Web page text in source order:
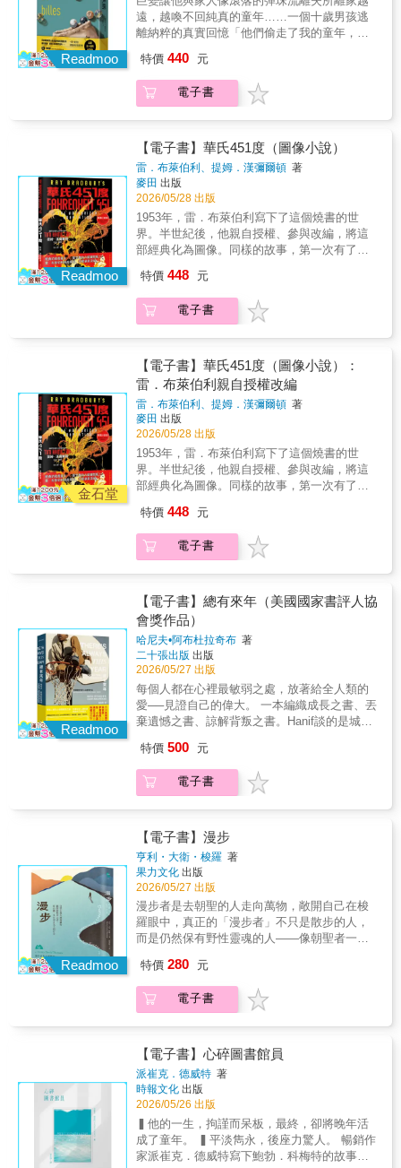
Richardson，《紐約時報》暢銷書《The Book
Woman of Troublesome Creek》作者「我瘋狂
地愛上了這本書。艾瑞卡創作了一部對虛構小
說引人入勝且極具創意的讚歌，展現了閱讀如
一篇皆可獨立成章，同時又共同推動著故事弧
線——不僅僅是透過那部作為核心主角的小
說，更透過一群以最意想不到、最令人滿足的
方式產生交集、不斷重現的角色。這部作品由
無數個美麗的篇章交織成一個精彩絕倫的整
體，《無二之書》讓身為讀者的我心潮澎湃，
由衷讚嘆。」—— Nina de Gramont，《紐約
時報》暢銷書《The Christie Affair》作者「身
為作家，能給予同行至高無上的讚美就是說：
『真希望這本書是我寫的。』沒錯，我多希望
《無二之書》是出自我的手筆。一打開就讓我
欲罷不能。扣人心弦、精彩絕倫、細膩複雜，
且帶來極大的滿足感。這就是說故事的最高境
界。這是一部我會在很長一段時間內，向所有
人大力推薦的傑作。」—— Alka Joshi，暢銷
心扉的作家、讀者與人類的情書。」——
JoAnne Tompkins，暢銷書《What Comes
After》作者「這是一部帶有幾乎令人難以承受
的真理、美麗與深度的小說。無論情節、角色
還是文筆，都是一本完美之書。」—— Louisa
Morgan，《A Secret History of Witches》作者
「這是對故事力量最完美的描繪，完美得無以
復加，甚至就是我們生命所需的全部。」——
Natalie Jenner，國際暢銷書《The Jane
Austen Society》作者「華美、細膩且私密，
你的心中久久縈繞。」—— Anna Quinn，
《The Night Child》作者「一本非常溫柔、非
常真實地探討故事力量的書。關於我們為什麼
曼斯特創造了一個萬花筒，折射出看待世界最
美麗且意想不到的各種視角。」—— Yara
Zgheib，《No Land to Light On》作者「在這
部文筆優美且充滿巧思的小說中，艾瑞卡在故
事之中創造了故事，並用蛛絲般輕柔細緻的線
將它們緊緊相繫。當我讀到這部令人沉醉且著
迷的小說終章時，心中甚至升起了一絲惆悵與
不捨。」—— Diane Chamberlain，《紐約時
作者
荒草與廢棄村落中的土地上，開啟了他與「B」
的對話——他已故的好友，一個與他一起在混
亂、暴力的環境中長大、卻沒能像他一樣「走
出來」的人。「B.—— 允許我從頭說起，專門
為了你。」「Things become other things」
（萬物終究會換個模樣）是貫穿全書的靈魂。
變成了被遺忘的林間小徑，破落的村莊變成了
大自然重新接管的領地。然而，最令人動容的
轉化卻在作者內心深處——那種原本沉重、難
以言說的喪友之慟，在一次又一次踩踏泥濘、
攀爬險峻山崖的過程中，逐漸轉化成了文字、
攝影，以及對生命的重新理解。克雷格帶著B的
記憶行走。他走過那些「石頭容不下蠢蛋」的
陡坡，穿過僅存幾個老人的孤寂村莊，遇見了
眼神清澈的孩子。他不斷將眼前的日本鄉間與
於邊緣，但日本這片土地展現出的那種安靜、
豐饒的精神力量，讓他反思當年他與 B 之間是
否曾有「其他的可能」。他在行走中發現，距
離已變得毫無意義。這場行走讓他感到自己
「充滿力量、生氣蓬勃」，因為他深知，每一
次邁步都是以 B 的名義而行。這是一場為了把
兩個人帶向「豐饒之地」的漫漫長征。本書藉
由細膩溫柔的文字與敏銳的觀察，記錄了日本
偏遠地區的衰頹美感，更書寫一個倖存者如何
透過「行走」這件最原始的體力活動，將心碎
轉化為平靜，將過往的暴力記憶轉化為對萬物
流轉的溫柔接納。
法。——有些旅行，不是為了抵達，而是為了
在漫漫路途上，慢慢學會與不在身邊的人同
行。作者以步行穿越日本的街道與山徑，記錄
時間如何在身體裡沉澱，也記錄失去如何悄悄
——因為那個曾經並肩偕行的人，如今僅能靜
靜留在記憶之中。這是一本非典型的旅遊書，
儘管它記錄了作者橫跨日本紀伊半島、長達數
百公里熊野古道的徒步旅程。這也是一封寫給B
的長信，一場關於記憶、哀悼與轉化的深刻儀
式。故事從 1889 年紀伊半島的一場毀滅性大颱
風說起。那場洪水沖毀了熊野本宮大社的鳥
居，聖土化為泥濘，彷彿世界末日。作者克雷
格站在這片曾被災難洗刷、如今正緩慢消逝在
荒草與廢棄村落中的土地上，開啟了他與「B」
的對話——他已故的好友，一個與他一起在混
亂、暴力的環境中長大、卻沒能像他一樣「走
出來」的人。「B.—— 允許我從頭說起，專門
為了你。」「Things become other things」
（萬物終究會換個模樣）是貫穿全書的靈魂。
變成了被遺忘的林間小徑，破落的村莊變成了
大自然重新接管的領地。然而，最令人動容的
轉化卻在作者內心深處——那種原本沉重、難
以言說的喪友之慟，在一次又一次踩踏泥濘、
攀爬險峻山崖的過程中，逐漸轉化成了文字、
攝影，以及對生命的重新理解。克雷格帶著B的
記憶行走。他走過那些「石頭容不下蠢蛋」的
陡坡，穿過僅存幾個老人的孤寂村莊，遇見了
眼神清澈的孩子。他不斷將眼前的日本鄉間與
他和B 的家鄉做對比：兩地同樣貧窮、同樣位
豐饒的精神力量，讓他反思當年他與 B 之間是
否曾有「其他的可能」。他在行走中發現，距
離已變得毫無意義。這場行走讓他感到自己
次邁步都是以 B 的名義而行。這是一場為了把
兩個人帶向「豐饒之地」的漫漫長征。本書藉
由細膩溫柔的文字與敏銳的觀察，記錄了日本
偏遠地區的衰頹美感，更書寫一個倖存者如何
透過「行走」這件最原始的體力活動，將心碎
轉化為平靜，將過往的暴力記憶轉化為對萬物
流轉的溫柔接納。
Readmoo
遠，越喚不回純真的童年……一個十歲男孩逃
離納粹的真實回憶「他們偷走了我的童年，扼
粹占領法國後，定居巴黎的喬佛一家以為還能
過上正常生活，境遇卻每況愈下。不止父親經
營的理髮廳被貼上「猶太商家」的標示，全家
瑟夫，毫不猶豫地用身上的黃星星和朋友交換
了一袋彈珠，也是在那個夜裡，他和長他二歲
的哥哥莫里斯踏上逃亡的旅程；此時的喬瑟夫
年僅十歲。法國作家喬瑟夫．喬佛將自身的逃
難經驗寫成《一袋彈珠》，描述兩個無依的孩
童在巨變之下如何得在一夕之間長大，憑靠勇
氣和智慧橫跨大半個法國逃出生天，與家人經
過無數次相聚及流離，期間有過貴人相助，卻
也一度落入蓋世太保手中，險象環生。即使最
的自己……本書出版五十年間在全球創下銷售
兩千多萬冊的銷售佳績，並改編為圖像小說與
電影，以一個男孩在絕境中展現的勇敢與毅力
只有一個希望：但願他永遠都不必經歷我當年
體驗過的痛苦與恐懼時光。」——喬瑟夫．喬
佛專文推薦郭重興 讀書共和國出版集團社長真
情推薦宋怡慧 作家，新北市立丹鳳高中圖書館
主任李偉文 作家李崇建 作家凌性傑 作家高翊
峰 小說家陳品皓 米露谷心理治療體系 臨床心
理師彭菊仙 作家游乾桂 親職教養作家鄭俊德
閱讀人社群主編「關於那個受詛咒的年代，現
感、喜悅與痛苦的本質，造就獨一無二的敘事
方式，擄獲、牽引、帶領著讀者一頁接著一
頁，直到最後。」——法國小說家／（凱瑟爾
Joseph Kessel）「本書描繪恐懼、不安、痛
成就了一聲希望與愛的吶喊。」——法國作家
／貝納‧克拉維爾（Bernard Clavel）「卓別林式
的幽默，令人心碎又有趣的回憶，《一袋彈
珠》是一本必讀的作品，特別是在此時此
刻。」——法國作家／弗朗索瓦‧努里西耶
（François Nourissier）「一本好書，動人、深
刻……」——法國小說家／阿爾馮斯‧布達爾
（Alphose Boudard）「很少有作品能像《一袋
彈珠》一樣經歷數十年，感動世代的讀者。因
為，它是一本用生命與熱血寫下的作品。」
——法國《世界報》「那是一段誰都不想經歷
的苦難年代，然而在喬佛的經歷中，我們卻不
止看到悲傷，還有人性的崇高。」——美國
《出版家週刊》「喬佛的真實經歷令人落淚，
感到失望的人……一本值得推薦給各個年齡層
讀者的動人作品！」——美國《好書情報》
「10歲男孩面對惡勢力的真實冒險故事……或
許我們都熟知那段歷史，但喬佛的故事為我們
開啟另一道窗，寫出了我們所未知的那個世
界。」——美國《學校圖書館月刊》
特價 440 元
電子書
Readmoo
【電子書】華氏451度（圖像小說）
雷．布萊伯利、提姆．漢彌爾頓 著
麥田 出版
2026/05/28 出版
1953年，雷．布萊伯利寫下了這個燒書的世
界。半世紀後，他親自授權、參與改編，將這
部經典化為圖像。同樣的故事，第一次有了顏
灼人。◤經典的視覺重生——當焚書的火焰躍
然紙上◢美國國會圖書館評選為「20世紀最有
影響力的百大小說」雷．布萊伯利親自授權，
百大暢銷排行榜，歷久不衰★本書獲「美國漫
畫界奧斯卡」艾斯納獎（Eisner Award）最佳
改編作品提名：以柔和的藍、綠、灰色調營造
壓抑氛圍，唯獨焚書的火焰以鮮明的橙、黃、
紅色躍然紙上，形成強烈視覺對比，讓《華氏
451度》的核心意象更具衝擊力。★特別收錄
雷．布萊伯利親撰序言，完整呈現《華氏451
度》這部經典名著的光輝與力量。「週一燒米
萊，週三燒惠特曼，週五燒福克納，把書燒成
灰燼，再把灰燼燒盡。」對職業打火員蓋伊．
是官方口號，更是信條、職責，以及一種生活
方式——在這個監控嚴密的世界，思考是危險
的，書籍是被禁止的。如同預言，二十一世紀
活最高指標。「一開始燒書的只是少數人，自
書中撕掉一頁或刪除一段，直到書本空無一
物，人類心智停止運轉，圖書館永遠關門的那
一天。」但丁、馬可．奧里略、莎士比亞……
再也無人想念書本，那一天，將會提早到來。
在打火員蒙塔格的世界裡，電視主宰著一切，
文學則瀕臨滅絕，打火員的工作成了放火而不
是滅火，專門摧毀「非法的產品」，以及藏匿
造成了什麼樣的破壞和損失，每天只是回到他
陪著她的電視「家人」。這時，他遇見了古怪
的年輕鄰居克萊莉絲，她讓蒙塔格知道原來過
去的世界裡，人們不必生活在恐懼中；在現今
的世界裡，還是有人可以透過書本裡的思想來
看待一切，不必仰賴電視中無腦的談話。但在
克萊莉絲突然消失之際，目睹一個女人寧可與
書盡皆毀滅的衝擊，蒙塔格的信念出現了裂縫
──他開始悄悄在家中藏書。而當藏書行為遭人
告發，這名打火員只得亡命天涯……◎雷．布
萊伯利全程參與改編在布萊伯利全程參與之
下，藝術家提姆．漢彌爾頓創作出這部引人入
勝的藝術作品，獨特地捕捉蒙塔格覺醒的過程
學、神學與文學的無價價值。【各界讚譽】◆
漢彌爾頓憂鬱的色調與1950年代的復古未來風
格，與原著文本完美契合。最值得一提的是，
那些翻舊了的書頁上，印著達爾文、莎士比亞
等青少年耳熟能詳的經典作者之名。這是一部
適合課堂使用的優秀跨界圖像小說，更是科幻
讀者在書架上的絕佳發現。──《學校圖書館期
刊》（School Library Journal）◆像《華氏451
度》這樣的小說，其圖像改編絕不僅僅是原著
的插圖版本……這本書有著經典漫畫的外觀。
特價 448 元
電子書
金石堂
【電子書】華氏451度（圖像小說）：
雷．布萊伯利親自授權改編
雷．布萊伯利、提姆．漢彌爾頓 著
麥田 出版
2026/05/28 出版
1953年，雷．布萊伯利寫下了這個燒書的世
界。半世紀後，他親自授權、參與改編，將這
部經典化為圖像。同樣的故事，第一次有了顏
灼人。◤經典的視覺重生——當焚書的火焰躍
然紙上◢美國國會圖書館評選為「20世紀最有
影響力的百大小說」雷．布萊伯利親自授權，
百大暢銷排行榜，歷久不衰★本書獲「美國漫
畫界奧斯卡」艾斯納獎（Eisner Award）最佳
改編作品提名：以柔和的藍、綠、灰色調營造
壓抑氛圍，唯獨焚書的火焰以鮮明的橙、黃、
紅色躍然紙上，形成強烈視覺對比，讓《華氏
451度》的核心意象更具衝擊力。★特別收錄
雷．布萊伯利親撰序言，完整呈現《華氏451
度》這部經典名著的光輝與力量。「週一燒米
萊，週三燒惠特曼，週五燒福克納，把書燒成
灰燼，再把灰燼燒盡。」對職業打火員蓋伊．
是官方口號，更是信條、職責，以及一種生活
方式——在這個監控嚴密的世界，思考是危險
的，書籍是被禁止的。如同預言，二十一世紀
活最高指標。「一開始燒書的只是少數人，自
書中撕掉一頁或刪除一段，直到書本空無一
物，人類心智停止運轉，圖書館永遠關門的那
一天。」但丁、馬可．奧里略、莎士比亞……
再也無人想念書本，那一天，將會提早到來。
在打火員蒙塔格的世界裡，電視主宰著一切，
文學則瀕臨滅絕，打火員的工作成了放火而不
這些書籍的房子。蒙塔格從不質疑自己的行為
造成了什麼樣的破壞和損失，每天只是回到他
無趣的生活和妻子蜜卓身邊，而妻子整天只會
去的世界裡，人們不必生活在恐懼中；在現今
的世界裡，還是有人可以透過書本裡的思想來
看待一切，不必仰賴電視中無腦的談話。但在
克萊莉絲突然消失之際，目睹一個女人寧可與
書盡皆毀滅的衝擊，蒙塔格的信念出現了裂縫
──他開始悄悄在家中藏書。而當藏書行為遭人
告發，這名打火員只得亡命天涯……◎雷．布
萊伯利全程參與改編在布萊伯利全程參與之
特價 448 元
電子書
Readmoo
【電子書】總有來年（美國國家書評人協
會獎作品）
哈尼夫•阿布杜拉奇布 著
二十張出版 出版
2026/05/27 出版
每個人都在心裡最敏弱之處，放著給全人類的
愛──見證自己的偉大。 一本編織成長之書、丟
棄遺憾之書、諒解背叛之書。Hanif談的是城市
去愛。職業運動裡，There&#39;s Always Next
Year意指即便此賽季不盡人意，下一季很快再
來，從頭開始，而There&#39;s Always This
群體的愛，被實踐的那天。 作者Hanif於一九九
○年代的俄亥俄州哥倫布長大，時間能鍛造出了
勒布朗・詹姆斯（LeBron James）等傳奇人
物，卻也有無數人沒能功成名就。論籃球和出
人頭地，作者以自身對籃球的熱愛，進入一場
詩意、歷史性、情緒豐沛的探索，有關成功的
意義、誰值得成功、追求卓越和期望之間的緊
張關係、以及「榜樣」的概念。他以嫻熟文
筆，將一切交織於私密故事之中：「在此，我
略）&hellip;&hellip;然而，真相卻是，我只看過
我爸就那麼一次投籃。」 本書以LeBron James
的職涯為論述骨架，談及人民權利、種族與貧
富階級差異、警察暴力，但在Hanif筆下，更是
在講如何深愛一座城市。像一顆磨損得幾乎沒
有紋路的籃球、一個籃架，其他全靠自己，去
得到你要的分數。本書是一場內在思想的凱
旋，滿溢種種快樂、痛苦、孤寂、慰藉、憤怒
與希望，無論作者銳利的觀察聚焦在籃球、音
樂、人生等各種主題，精雕細琢的寫作，始終
詩意又深邃。時而曲折迂迴、時而離題萬里、
特價 500 元
電子書
Readmoo
【電子書】漫步
亨利・大衛・梭羅 著
果力文化 出版
2026/05/27 出版
漫步者是去朝聖的人走向萬物，敞開自己在梭
羅眼中，真正的「漫步者」不只是散步的人，
而是仍然保有野性靈魂的人——像朝聖者一
移動，而是將自己向萬物敞開，讓思想開始呼
吸。★與《湖濱散記》齊名，自然主義大師梭
羅的必讀經典之作★收錄最著名散文
文思，與精闢用典的思想寶藏「梭羅的觀察
力，彷彿暗示著他擁有額外的感官⋯⋯他的眼
看向美，耳向音樂敞開；在他心中，每一件事
實都閃耀著光彩，彰顯出整體的秩序與美。」
——愛默生（Ralph Waldo Emerson），美國
思想家、詩人本書是梭羅的散文集（essay
collection），收錄梭羅在不同時期發表於雜誌
上的自然觀察與哲學隨筆，主題圍繞「漫
特價 280 元
電子書
【電子書】心碎圖書館員
派崔克．德威特 著
時報文化 出版
2026/05/26 出版
▍他的一生，拘謹而呆板，最終，卻將晚年活
成了童年。 ▍平淡雋永，後座力驚人。 暢銷作
家派崔克．德威特寫下鮑勃．科梅特的故事。